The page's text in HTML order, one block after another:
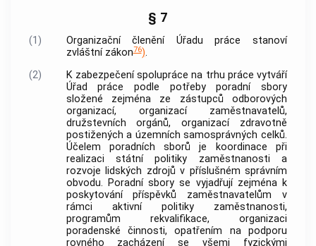
§ 7
(1)
Organizační členění Úřadu práce stanoví
zvláštní zákon76).
(2)
K zabezpečení spolupráce na trhu práce vytváří
Úřad práce podle potřeby poradní sbory
složené zejména ze zástupců odborových
organizací, organizací zaměstnavatelů,
družstevních orgánů, organizací zdravotně
postižených a územních samosprávných celků.
Účelem poradních sborů je koordinace při
realizaci státní politiky zaměstnanosti a
rozvoje lidských zdrojů v příslušném správním
obvodu. Poradní sbory se vyjadřují zejména k
poskytování příspěvků zaměstnavatelům v
rámci aktivní politiky zaměstnanosti,
programům rekvalifikace, organizaci
poradenské činnosti, opatřením na podporu
rovného zacházení se všemi fyzickými